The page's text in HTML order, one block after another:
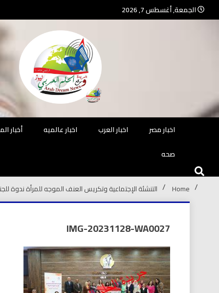
الجمعة, أغسطس 7, 2026
جريدة مستقلة – صحافة تضيئ لك
اخبار مصر
اخبار العرب اخبار عالميه
أخبار
صحه
Home التنشئة الإجتماعية وتكريس العنف الموجه للمرأة ندوة للجنة
IMG-20231128-WA0027